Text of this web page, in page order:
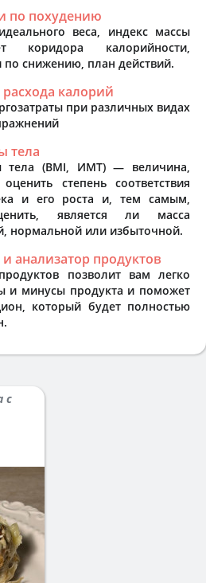
по похудению
веса, индекс массы
коридора калорийности,
снижению, план действий.
калорий
при различных видах
тела
тела (BMI, ИМТ) — величина,
степень соответствия
и его роста и, тем самым,
является ли масса
нормальной или избыточной.
анализатор продуктов
позволит вам легко
и минусы продукта и поможет
который будет полностью